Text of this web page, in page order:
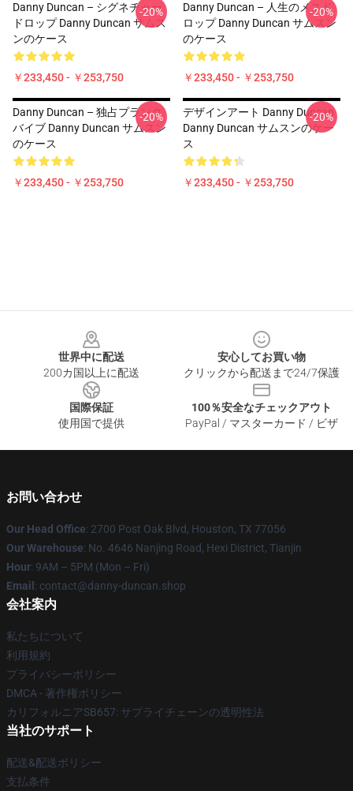
Danny Duncan – シグネチャー
ドロップ Danny Duncan サムス
ンのケース
￥233,450 - ￥253,750
-20%
Danny Duncan – 人生のメスド
ロップ Danny Duncan サムスン
のケース
￥233,450 - ￥253,750
-20%
Danny Duncan – 独占プランク
バイブ Danny Duncan サムスン
のケース
￥233,450 - ￥253,750
-20%
デザインアート Danny Duncan
Danny Duncan サムスンのケー
ス
￥233,450 - ￥253,750
-20%
世界中に配送
200カ国以上に配送
安心してお買い物
クリックから配送まで24/7保護
国際保証
使用国で提供
100％安全なチェックアウト
PayPal / マスターカード / ビザ
お問い合わせ
Our Head Office: 2700 Post Oak Blvd, Houston, TX 77056
Our Warehouse: No. 4646 Nanjing Road, Hexi District, Tianjin
Hour: 9AM – 5PM (Mon – Fri)
Email : contact@danny-duncan.shop
会社案内
私たちについて
利用規約
プライバシーポリシー
DMCA - 著作権ポリシー
カリフォルニアSB657: サプライチェーンの透明性法
当社のサポート
配送&配送ポリシー
支払条件